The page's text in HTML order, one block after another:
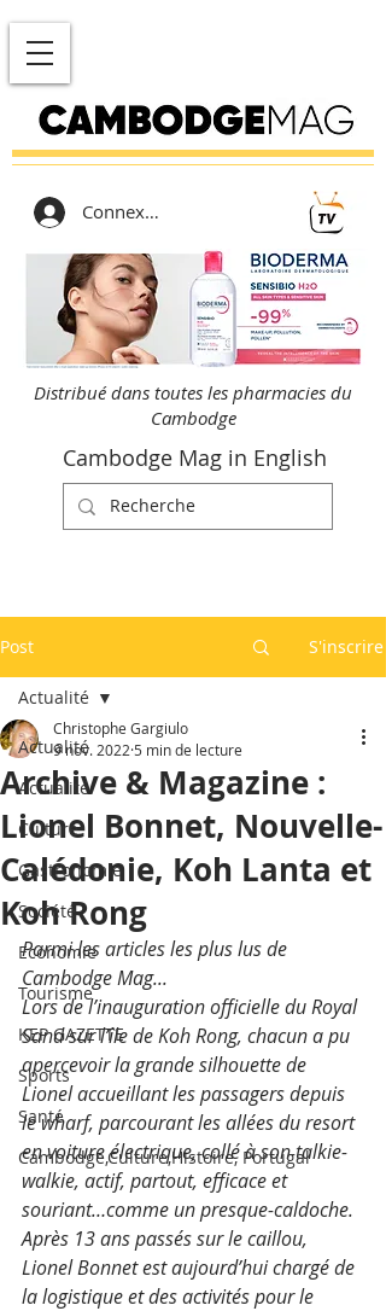
Connexion
Distribué dans toutes les pharmacies du
Cambodge
Cambodge Mag in English
Post S'inscrire
Actualité
Actualité
Culture
Gastronomie
Société
Economie
Tourisme
KEP GAZETTE
Sports
Santé
Cambodge,Culture,Histoire, Portugal
Actualité
Archive & Magazine :
Lionel Bonnet, Nouvelle-
Calédonie, Koh Lanta et
Koh Rong
Christophe Gargiulo
9 nov. 2022 5 min de lecture
Parmi les articles les plus lus de
Cambodge Mag...
Lors de l’inauguration officielle du Royal
Sand sur l’île de Koh Rong, chacun a pu
apercevoir la grande silhouette de
Lionel accueillant les passagers depuis
le wharf, parcourant les allées du resort
en voiture électrique, collé à son talkie-
walkie, actif, partout, efficace et
souriant…comme un presque-caldoche.
Après 13 ans passés sur le caillou,
Lionel Bonnet est aujourd’hui chargé de
la logistique et des activités pour le